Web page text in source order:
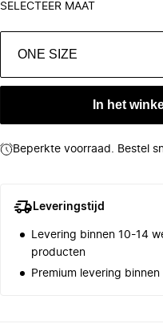
SELECTEER MAAT
ONE SIZE
In het
Beperkte voorraad. Bestel
Leveringstijd
Levering binnen 10-14
producten
Premium levering